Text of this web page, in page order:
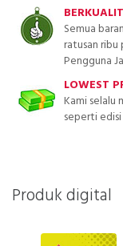
Semua
ratusan
Pengguna
LOWEST
Kami selalu
seperti
Produk digital